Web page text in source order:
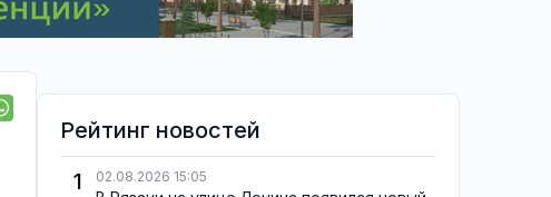
Рейтинг новостей
1
02.08.2026 15:05